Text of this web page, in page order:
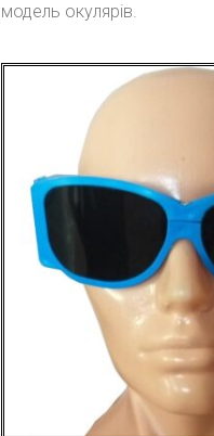
модель окулярів.